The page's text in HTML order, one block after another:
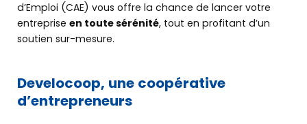
d’Emploi (CAE) vous offre la chance de lancer votre
entreprise en toute sérénité, tout en profitant d’un
soutien sur-mesure.
Develocoop, une coopérative
d’entrepreneurs